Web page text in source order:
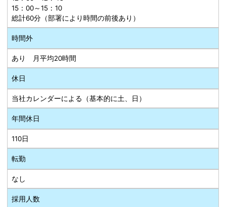
15：00～15：10
総計60分（部署により時間の前後あり）
時間外
あり 月平均20時間
休日
当社カレンダーによる（基本的に土、日）
年間休日
110日
転勤
なし
採用人数